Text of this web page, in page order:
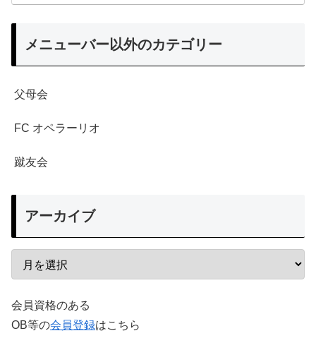
メニューバー以外のカテゴリー
父母会
FC オペラーリオ
蹴友会
アーカイブ
会員資格のある
OB等の会員登録はこちら